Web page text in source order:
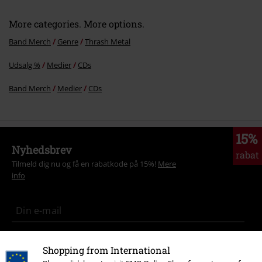
Shopping from International
More categories. More options.
Band Merch Genre Thrash Metal
Udsalg % Medier CDs
Band Merch Medier CDs
15%
rabat
Nyhedsbrev
Tilmeld dig nu og få en rabatkode på 15%! Mere
info
jegaccepterer, at EMP Mail Order UK Ltd må behandle mine